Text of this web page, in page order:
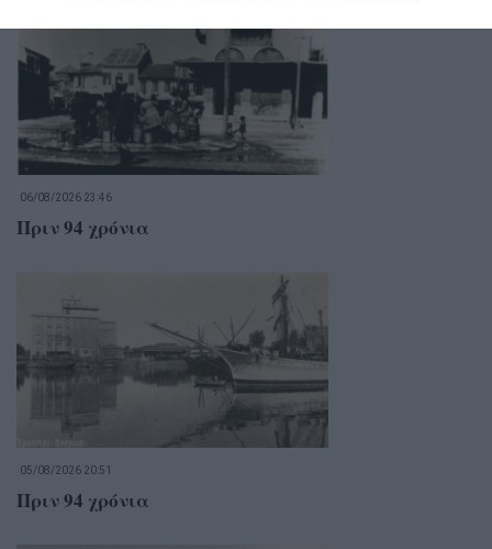
06/08/2026 23:46
Πριν 94 χρόνια
05/08/2026 20:51
Πριν 94 χρόνια